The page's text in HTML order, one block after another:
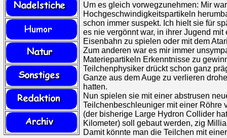
Um es gleich vorwegzunehmen: Mir
Hochgeschwindigkeitspartikeln
schon immer suspekt. Ich hielt sie für
es nie vergönnt war, in ihrer Jugend mit
Eisenbahn zu spielen oder mit dem
Zum anderen war es mir immer
Materiepartikeln Erkenntnisse zu
Teilchenphysiker drückt schon ganz
Ganze aus dem Auge zu verlieren
hatten.
Nun spielen sie mit einer abstrusen
Teilchenbeschleuniger mit einer Röhre
(der bisherige Large Hydron Collider
Kilometer) soll gebaut werden, zig
Damit könnte man die Teilchen mit